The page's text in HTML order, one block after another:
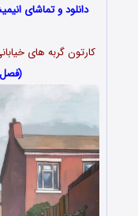
دانلود و تماشای
کارتون گربه های